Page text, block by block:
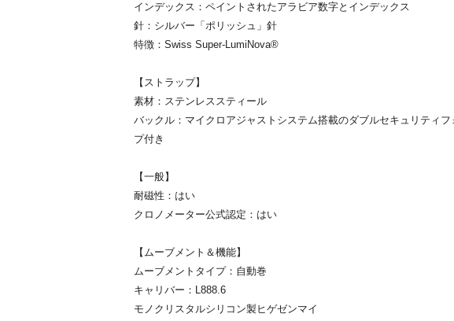
インデックス：ペイントされたアラビア数字とインデックス
針：シルバー「ポリッシュ」針
特徴：Swiss Super-LumiNova®
【ストラップ】
素材：ステンレススティール
バックル：マイクロアジャストシステム搭載のダブルセキュリティ
プ付き
【一般】
耐磁性：はい
クロノメーター公式認定：はい
【ムーブメント＆機能】
ムーブメントタイプ：自動巻
キャリバー：L888.6
モノクリスタルシリコン製ヒゲゼンマイ